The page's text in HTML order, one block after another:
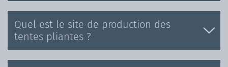
Quel est le site de production des
tentes pliantes ?